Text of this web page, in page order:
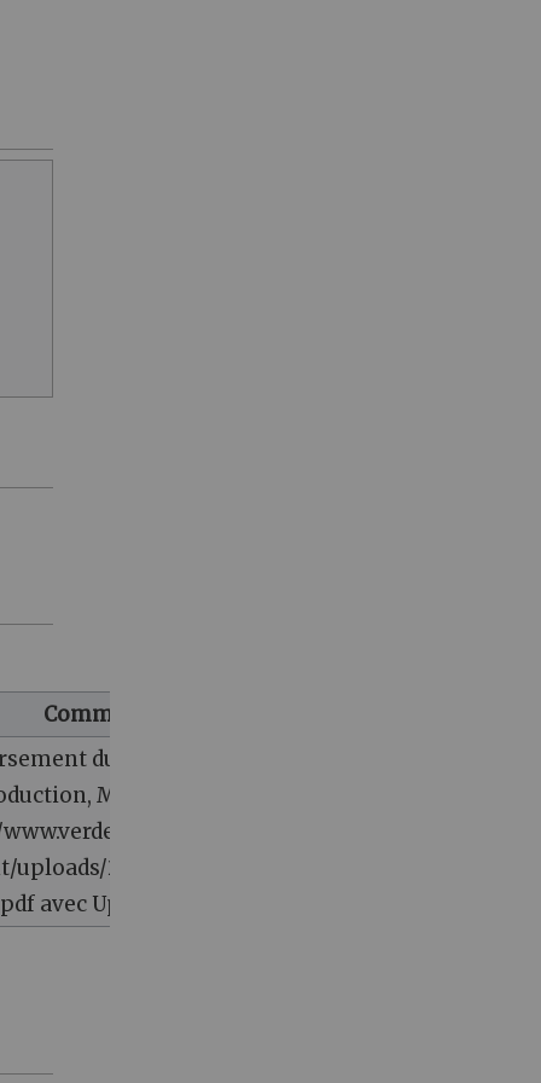
Commentaire
du travail de
MSV, PADV sur
wp-
uploads/2019/05/Protocole-
avec UploadWizard